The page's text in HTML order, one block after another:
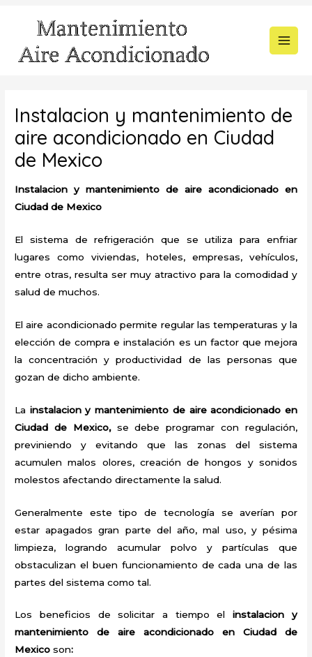
contenido
Instalacion y mantenimiento de
aire acondicionado en Ciudad
de Mexico
Instalacion y mantenimiento de aire acondicionado en
Ciudad de Mexico
El sistema de refrigeración que se utiliza para enfriar
lugares como viviendas, hoteles, empresas, vehículos,
entre otras, resulta ser muy atractivo para la comodidad y
salud de muchos.
El aire acondicionado permite regular las temperaturas y la
elección de compra e instalación es un factor que mejora
la concentración y productividad de las personas que
gozan de dicho ambiente.
La instalacion y mantenimiento de aire acondicionado en
Ciudad de Mexico,se debe programar con regulación,
previniendo y evitando que las zonas del sistema
acumulen malos olores, creación de hongos y sonidos
molestos afectando directamente la salud.
Generalmente este tipo de tecnología se averían por
estar apagados gran parte del año, mal uso, y pésima
limpieza, logrando acumular polvo y partículas que
obstaculizan el buen funcionamiento de cada una de las
partes del sistema como tal.
Los beneficios de solicitar a tiempo elinstalacion y
mantenimiento de aire acondicionado en Ciudad de
Mexicoson: